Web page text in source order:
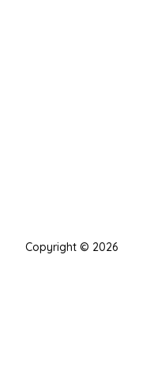
Copyright © 2026